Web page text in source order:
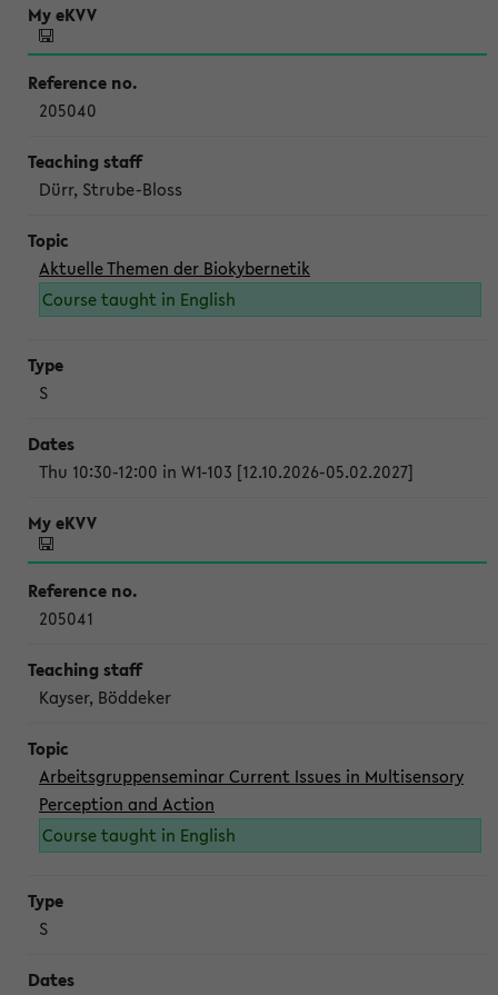
205040
Dürr, Strube-Bloss
Aktuelle Themen der Biokybernetik
Course taught in English
S
Thu 10:30-12:00 in W1-103 [12.10.2026-05.02.2027]
205041
Kayser, Böddeker
Arbeitsgruppenseminar Current Issues in Multisensory
Perception and Action
Course taught in English
S